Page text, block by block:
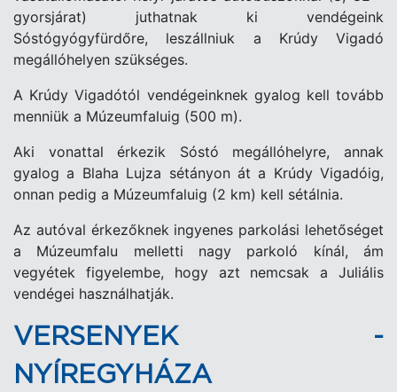
gyorsjárat) juthatnak ki vendégeink
Sóstógyógyfürdőre, leszállniuk a Krúdy Vigadó
megállóhelyen szükséges.
A Krúdy Vigadótól vendégeinknek gyalog kell tovább
menniük a Múzeumfaluig (500 m).
Aki vonattal érkezik Sóstó megállóhelyre, annak
gyalog a Blaha Lujza sétányon át a Krúdy Vigadóig,
onnan pedig a Múzeumfaluig (2 km) kell sétálnia.
Az autóval érkezőknek ingyenes parkolási lehetőséget
a Múzeumfalu melletti nagy parkoló kínál, ám
vegyétek figyelembe, hogy azt nemcsak a Juliális
vendégei használhatják.
VERSENYEK -
NYÍREGYHÁZA